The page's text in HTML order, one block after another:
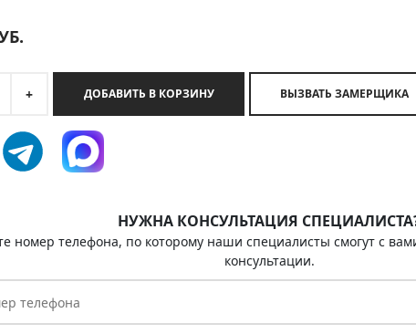
+ ДОБАВИТЬ В КОРЗИНУ ВЫЗВАТЬ ЗАМЕРЩИКА
НУЖНА КОНСУЛЬТАЦИЯ
номер телефона, по которому наши специалисты смогут с
консультации.